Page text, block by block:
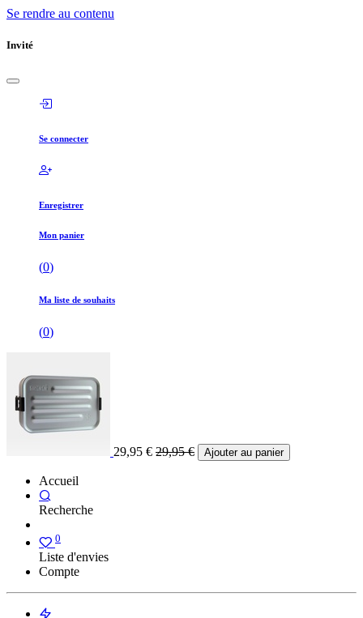
Se rendre au contenu
Invité
Se connecter
Enregistrer
Mon panier
(0)
Ma liste de souhaits
(0)
29,95 € 29,95€ Ajouter au panier
Accueil
Recherche
0
Liste d'envies
Compte